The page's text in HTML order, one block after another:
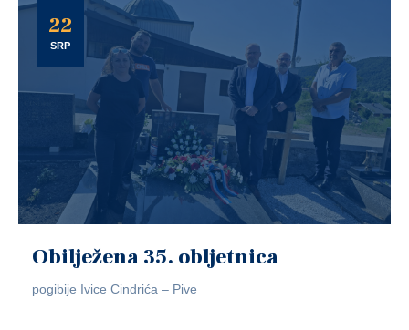
22
SRP
Obilježena 35. obljetnica
pogibije Ivice Cindrića – Pive